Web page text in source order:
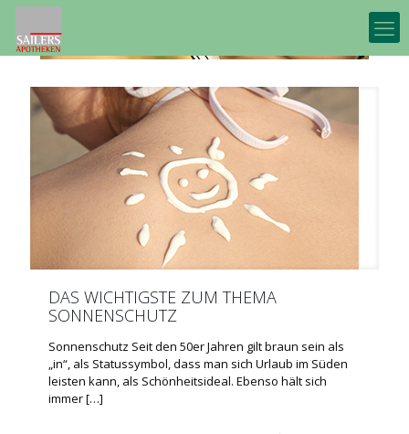
DAS WICHTIGSTE ZUM THEMA
SONNENSCHUTZ
Sonnenschutz Seit den 50er Jahren gilt braun sein als
„in“, als Statussymbol, dass man sich Urlaub im Süden
leisten kann, als Schönheitsideal. Ebenso hält sich
immer[…]